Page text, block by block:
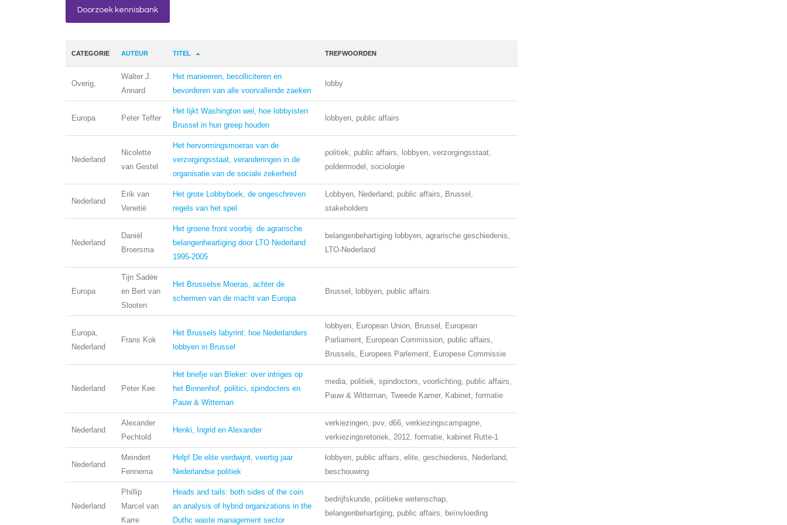
Doorzoek kennisbank
CATEGORIE AUTEUR TITEL TREFWOORDEN
Overig,
Walter J.
Annard
Het manieeren, besolliciteren en
bevorderen van alle voorvallende zaeken
lobby
Europa Peter Teffer
Het lijkt Washington wel, hoe lobbyisten
Brussel in hun greep houden
lobbyen, public affairs
Nederland
Nicolette
van Gestel
Het hervormingsmoeras van de
verzorgingsstaat, veranderingen in de
organisatie van de sociale zekerheid
politiek, public affairs, lobbyen, verzorgingsstaat,
poldermodel, sociologie
Nederland
Erik van
Venetië
Het grote Lobbyboek, de ongeschreven
regels van het spel
Lobbyen, Nederland, public affairs, Brussel,
stakeholders
Nederland
Daniël
Broersma
Het groene front voorbij: de agrarische
belangenheartiging door LTO Nederland
1995-2005
belangenbehartiging lobbyen, agrarische geschiedenis,
LTO-Nederland
Europa
Tijn Sadée
en Bert van
Slooten
Het Brusselse Moeras, achter de
schermen van de macht van Europa
Brussel, lobbyen, public affairs
Europa,
Nederland
Frans Kok
Het Brussels labyrint: hoe Nederlanders
lobbyen in Brussel
lobbyen, European Union, Brussel, European
Parliament, European Commission, public affairs,
Brussels, Europees Parlement, Europese Commissie
Nederland Peter Kee
Het briefje van Bleker: over intriges op
het Binnenhof, politici, spindocters en
Pauw & Witteman
media, politiek, spindoctors, voorlichting, public affairs,
Pauw & Witteman, Tweede Kamer, Kabinet, formatie
Nederland
Alexander
Pechtold
Henki, Ingrid en Alexander
verkiezingen, pvv, d66, verkiezingscampagne,
verkiezingsretoriek, 2012, formatie, kabinet Rutte-1
Nederland
Meindert
Fennema
Help! De elite verdwijnt, veertig jaar
Nederlandse politiek
lobbyen, public affairs, elite, geschiedenis, Nederland,
beschouwing
Nederland
Phillip
Marcel van
Karre
Heads and tails: both sides of the coin
an analysis of hybrid organizations in the
Duthc waste management sector
bedrijfskunde, politieke wetenschap,
belangenbehartiging, public affairs, beïnvloeding